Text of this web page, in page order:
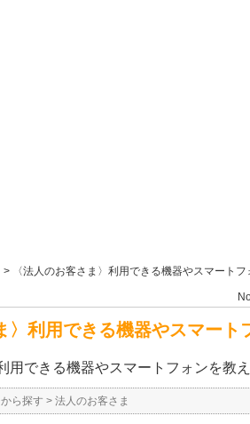
>
〈法人のお客さま〉利用できる機器やスマートフ
〉利用できる機器やスマート
用できる機器やスマートフォンを教
ら探す > 法人のお客さま